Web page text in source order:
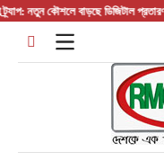
Skipকৌশলে বাড়ছে ডিজিটাল প্রতারণা